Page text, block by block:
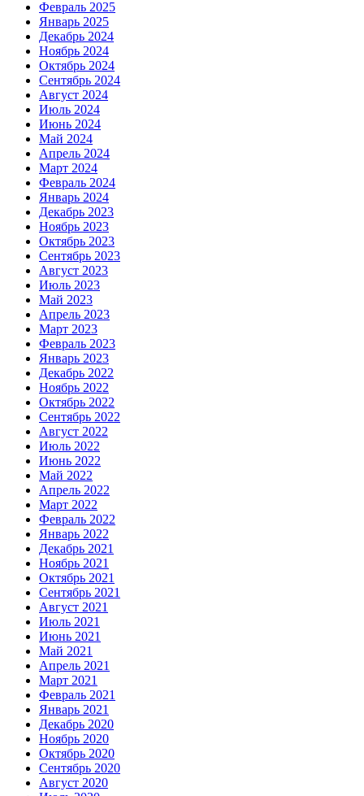
Февраль 2025
Январь 2025
Декабрь 2024
Ноябрь 2024
Октябрь 2024
Сентябрь 2024
Август 2024
Июль 2024
Июнь 2024
Май 2024
Апрель 2024
Март 2024
Февраль 2024
Январь 2024
Декабрь 2023
Ноябрь 2023
Октябрь 2023
Сентябрь 2023
Август 2023
Июль 2023
Май 2023
Апрель 2023
Март 2023
Февраль 2023
Январь 2023
Декабрь 2022
Ноябрь 2022
Октябрь 2022
Сентябрь 2022
Август 2022
Июль 2022
Июнь 2022
Май 2022
Апрель 2022
Март 2022
Февраль 2022
Январь 2022
Декабрь 2021
Ноябрь 2021
Октябрь 2021
Сентябрь 2021
Август 2021
Июль 2021
Июнь 2021
Май 2021
Апрель 2021
Март 2021
Февраль 2021
Январь 2021
Декабрь 2020
Ноябрь 2020
Октябрь 2020
Сентябрь 2020
Август 2020